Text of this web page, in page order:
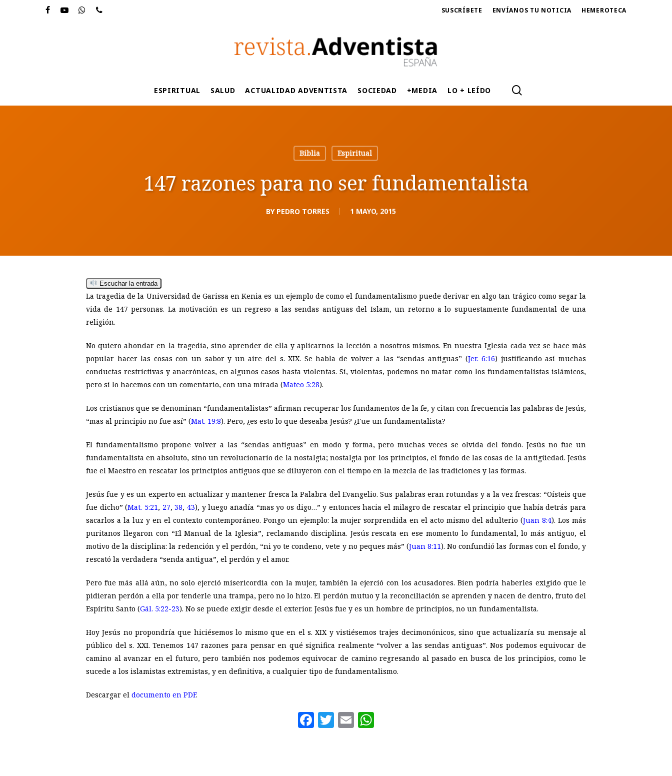
SUSCRÍBETE ENVÍANOS TU NOTICIA HEMEROTECA
Hit enter to search or ESC to close
ESPIRITUAL SALUD ACTUALIDAD ADVENTISTA SOCIEDAD +MEDIA LO + LEÍDO
Biblia Espiritual
147 razones para no ser fundamentalista
BY PEDRO TORRES 1 MAYO, 2015
Escuchar la entrada
La tragedia de la Universidad de Garissa en Kenia es un ejemplo de como el fundamentalismo puede derivar en algo tan trágico como segar la
vida de 147 personas. La motivación es un regreso a las sendas antiguas del Islam, un retorno a lo supuestamente fundamental de una
religión.
No quiero ahondar en la tragedia, sino aprender de ella y aplicarnos la lección a nosotros mismos. En nuestra Iglesia cada vez se hace más
popular hacer las cosas con un sabor y un aire del s. XIX. Se habla de volver a las “sendas antiguas” (Jer. 6:16) justificando así muchas
conductas restrictivas y anacrónicas, en algunos casos hasta violentas. Sí, violentas, podemos no matar como los fundamentalistas islámicos,
pero sí lo hacemos con un comentario, con una mirada (Mateo 5:28).
Los cristianos que se denominan “fundamentalistas” afirman recuperar los fundamentos de la fe, y citan con frecuencia las palabras de Jesús,
“mas al principio no fue así” (Mat. 19:8). Pero, ¿es esto lo que deseaba Jesús? ¿Fue un fundamentalista?
El fundamentalismo propone volver a las “sendas antiguas” en modo y forma, pero muchas veces se olvida del fondo. Jesús no fue un
fundamentalista en absoluto, sino un revolucionario de la nostalgia; nostalgia por los principios, el fondo de las cosas de la antigüedad. Jesús
fue el Maestro en rescatar los principios antiguos que se diluyeron con el tiempo en la mezcla de las tradiciones y las formas.
Jesús fue y es un experto en actualizar y mantener fresca la Palabra del Evangelio. Sus palabras eran rotundas y a la vez frescas: “Oísteis que
fue dicho” (Mat. 5:21, 27,38, 43), y luego añadía “mas yo os digo…” y entonces hacia el milagro de rescatar el principio que había detrás para
sacarlos a la luz y en el contexto contemporáneo. Pongo un ejemplo: la mujer sorprendida en el acto mismo del adulterio (Juan 8:4). Los más
puritanos llegaron con “El Manual de la Iglesia”, reclamando disciplina. Jesús rescata en ese momento lo fundamental, lo más antiguo, el
motivo de la disciplina: la redención y el perdón, “ni yo te condeno, vete y no peques más” (Juan 8:11). No confundió las formas con el fondo, y
rescató la verdadera “senda antigua”, el perdón y el amor.
Pero fue más allá aún, no solo ejerció misericordia con la mujer, también la ejerció con los acusadores. Bien podría haberles exigido que le
pidieran perdón a ella por tenderle una trampa, pero no lo hizo. El perdón mutuo y la reconciliación se aprenden y nacen de dentro, fruto del
Espíritu Santo (Gál. 5:22-23). No se puede exigir desde el exterior. Jesús fue y es un hombre de principios, no un fundamentalista.
Hoy Jesús no propondría que hiciésemos lo mismo que en el s. XIX y vistiésemos trajes decimonónicos, sino que actualizaría su mensaje al
público del s. XXI. Tenemos 147 razones para pensar en qué significa realmente “volver a las sendas antiguas”. Nos podemos equivocar de
camino al avanzar en el futuro, pero también nos podemos equivocar de camino regresando al pasado en busca de los principios, como le
sucede a los islamistas extremistas, y en definitiva, a cualquier tipo de fundamentalismo.
Descargar el documento en PDF.
Facebook
Twitter
Email